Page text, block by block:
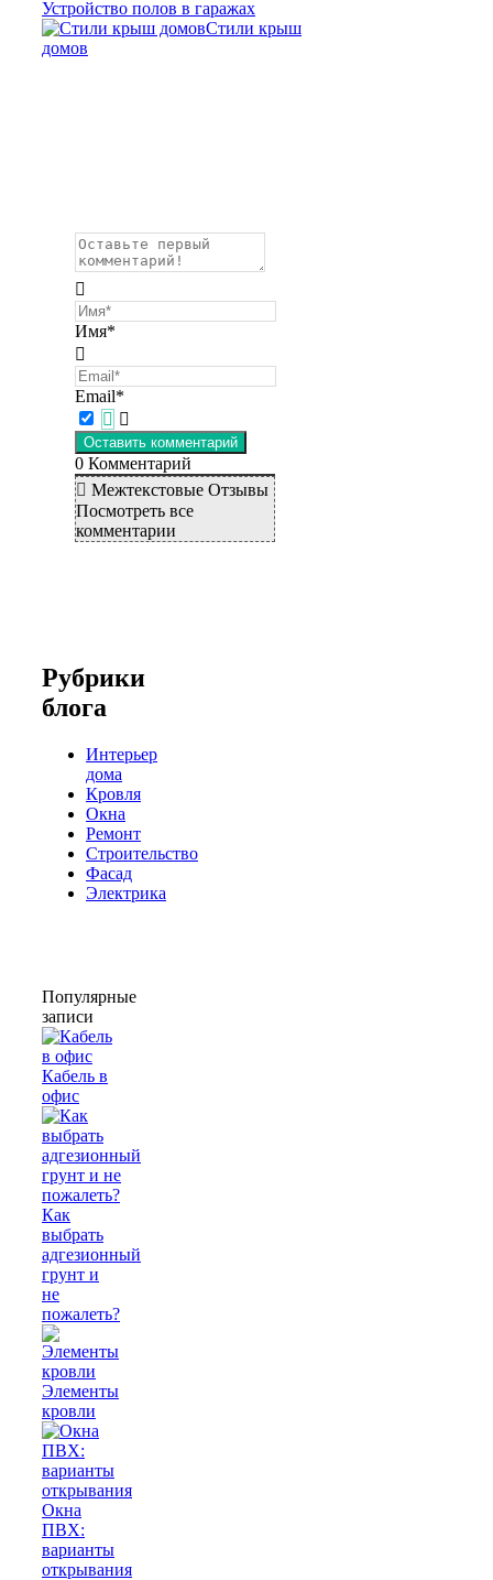
Устройство полов в гаражах
Стили крыш
домов
Имя*
Email*
0 Комментарий
Межтекстовые Отзывы
Посмотреть все
комментарии
Рубрики
блога
Интерьер
дома
Кровля
Окна
Ремонт
Строительство
Фасад
Электрика
Популярные
записи
Кабель в
офис
Как
выбрать
адгезионный
грунт и
не
пожалеть?
Элементы
кровли
Окна
ПВХ:
варианты
открывания